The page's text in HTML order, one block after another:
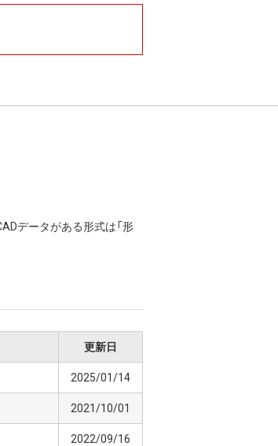
データがある形式は「形
更新日
2025/01/14
2021/10/01
2022/09/16